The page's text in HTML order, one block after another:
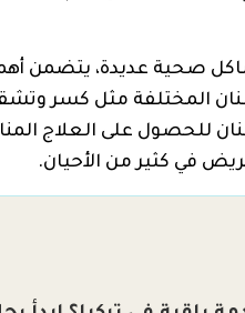
صحية عديدة، يتضمن
المختلفة مثل كسر
للحصول على العلاج
في كثير من الأحيان.